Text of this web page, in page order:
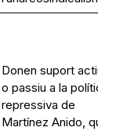
Donen suport actiu
o passiu a la política
repressiva de
Martínez Anido, que